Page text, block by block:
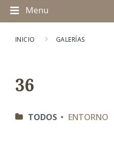
Menu
INICIO GALERÍAS
36
C
TODOS ENTORNO